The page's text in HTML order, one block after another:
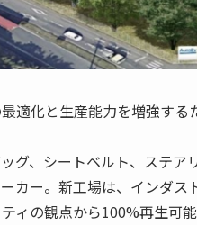
適化と生産能力を増強す
グ、シートベルト、ステ
カー。新工場は、インダ
ィの観点から100%再生可